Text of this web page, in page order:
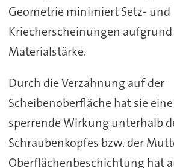
Geometrie minimiert Setz- und
Kriecherscheinungen
Materialstärke.
Durch die Verzahnung auf der
Scheibenoberfläche hat sie
sperrende Wirkung unterhalb
Schraubenkopfes bzw. der
Oberflächenbeschichtung hat